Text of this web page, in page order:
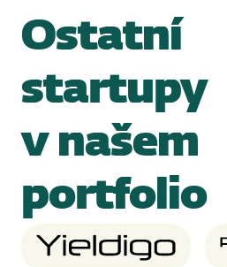
Ostatní
startupy
v našem
portfolio
Yieldigo